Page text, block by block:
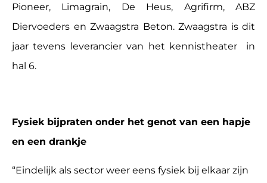
Pioneer, Limagrain, De Heus, Agrifirm, ABZ
Diervoeders en Zwaagstra Beton. Zwaagstra is dit
jaar tevens leverancier van het kennistheater in
hal 6.
Fysiek bijpraten onder het genot van een hapje
en een drankje
“Eindelijk als sector weer eens fysiek bij elkaar zijn